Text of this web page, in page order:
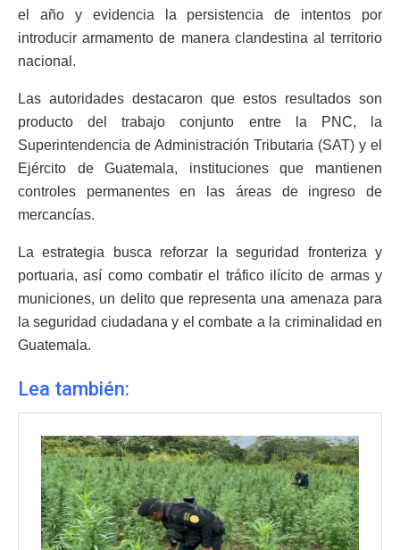
el año y evidencia la persistencia de intentos por
introducir armamento de manera clandestina al territorio
nacional.
Las autoridades destacaron que estos resultados son
producto del trabajo conjunto entre la PNC, la
Superintendencia de Administración Tributaria (SAT) y el
Ejército de Guatemala, instituciones que mantienen
controles permanentes en las áreas de ingreso de
mercancías.
La estrategia busca reforzar la seguridad fronteriza y
portuaria, así como combatir el tráfico ilícito de armas y
municiones, un delito que representa una amenaza para
la seguridad ciudadana y el combate a la criminalidad en
Guatemala.
Lea también: